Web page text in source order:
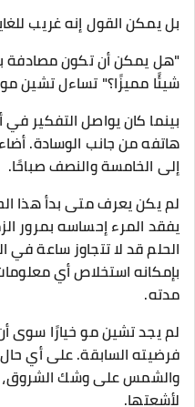
بل يمكن القول إنه غريب
"هل يمكن أن تكون
شيئًا مميزًا؟" تساءل تشين
بينما كان يواصل التفكير
هاتفه من جانب الوسادة.
إلى الخامسة والنصف صباحًا.
لم يكن يعرف متى بدأ هذا
يفقد المرء إحساسه بمرور
الحلم قد لا تتجاوز ساعة في
بإمكانه استخلاص أي
مدته.
لم يجد تشين مو خيارًا سوى
فرضيته السابقة. على أي
والشمس على وشك الشروق،
لأشعتها.